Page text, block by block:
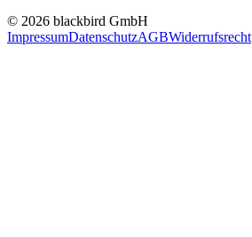
© 2026 blackbird GmbH
ImpressumDatenschutzAGBWiderrufsrecht